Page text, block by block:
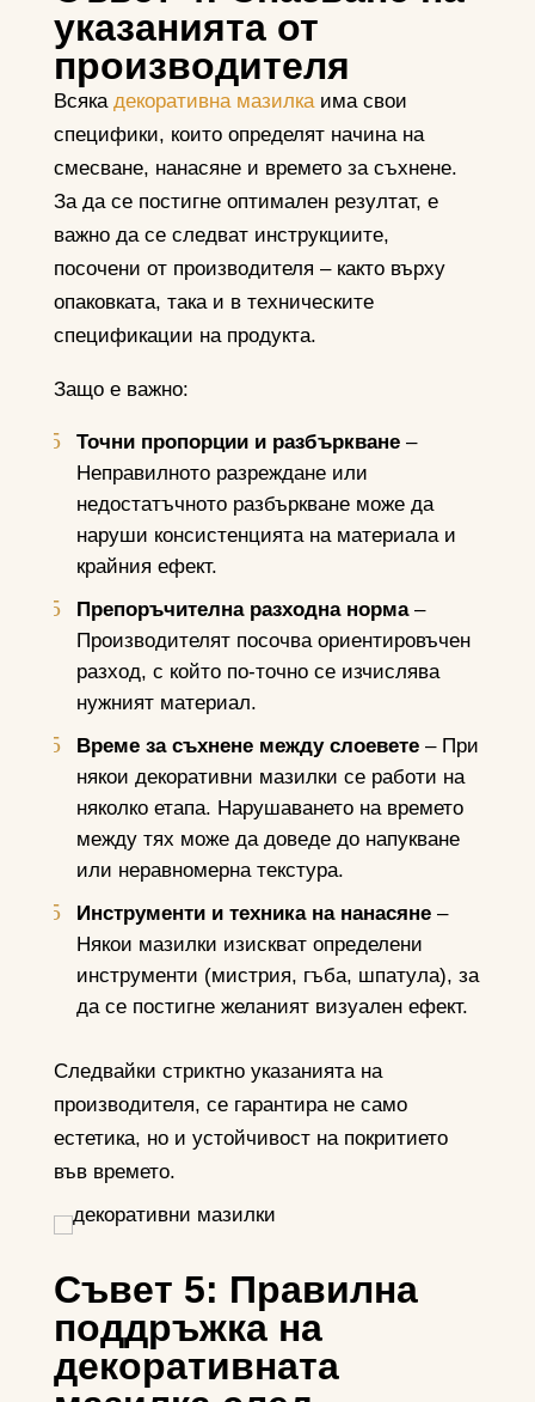
указанията от
производителя
Всяка декоративна мазилкаима свои
специфики, които определят начина на
смесване, нанасяне и времето за съхнене.
За да се постигне оптимален резултат, е
важно да се следват инструкциите,
посочени от производителя – както върху
опаковката, така и в техническите
спецификации на продукта.
Защо е важно:
Точни пропорции и разбъркване–
Неправилното разреждане или
недостатъчното разбъркване може да
наруши консистенцията на материала и
крайния ефект.
Препоръчителна разходна норма–
Производителят посочва ориентировъчен
разход, с който по-точно се изчислява
нужният материал.
Време за съхнене между слоевете– При
някои декоративни мазилки се работи на
няколко етапа. Нарушаването на времето
между тях може да доведе до напукване
или неравномерна текстура.
Инструменти и техника на нанасяне–
Някои мазилки изискват определени
инструменти (мистрия, гъба, шпатула), за
да се постигне желаният визуален ефект.
Следвайки стриктно указанията на
производителя, се гарантира не само
естетика, но и устойчивост на покритието
във времето.
Съвет 5: Правилна
поддръжка на
декоративната